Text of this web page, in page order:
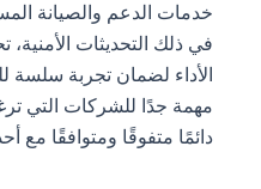
خدمات الدعم والصيانة
في ذلك التحديثات
الأداء لضمان تجربة سلسة
مهمة جدًا للشركات التي
دائمًا متفوقًا ومتوافقًا مع